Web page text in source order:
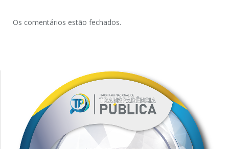
Os comentários estão fechados.